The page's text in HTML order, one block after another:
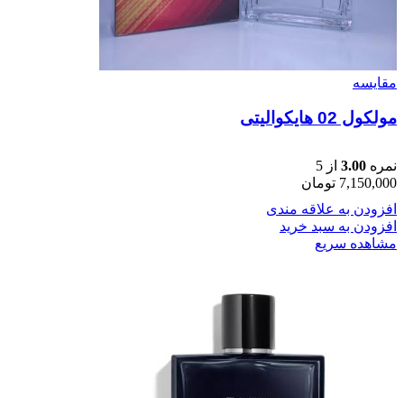
مقایسه
مولکول 02 هایکوالیتی
نمره 3.00 از 5
7,150,000 تومان
افزودن به علاقه مندی
افزودن به سبد خرید
مشاهده سریع